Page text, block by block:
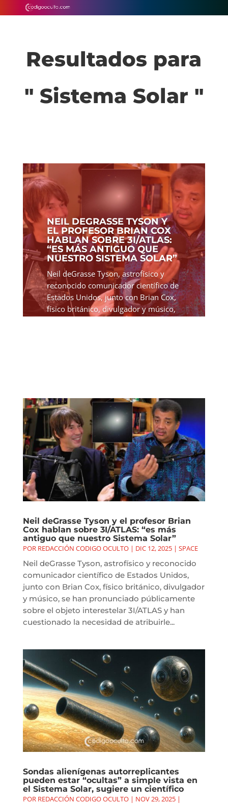
Resultados para
" Sistema Solar "
NEIL DEGRASSE TYSON Y
EL PROFESOR BRIAN COX
HABLAN SOBRE 3I/ATLAS:
“ES MÁS ANTIGUO QUE
NUESTRO SISTEMA SOLAR”
Neil deGrasse Tyson, astrofísico y
reconocido comunicador científico de
Estados Unidos, junto con Brian Cox,
físico británico, divulgador y músico,
Neil deGrasse Tyson y el profesor Brian
Cox hablan sobre 3I/ATLAS: “es más
antiguo que nuestro Sistema Solar”
POR REDACCIÓN CODIGO OCULTO| DIC 12, 2025| SPACE
Neil deGrasse Tyson, astrofísico y reconocido
comunicador científico de Estados Unidos,
junto con Brian Cox, físico británico, divulgador
y músico, se han pronunciado públicamente
sobre el objeto interestelar 3I/ATLAS y han
cuestionado la necesidad de atribuirle...
Sondas alienígenas autorreplicantes
pueden estar “ocultas” a simple vista en
el Sistema Solar, sugiere un científico
POR REDACCIÓN CODIGO OCULTO| NOV 29, 2025|